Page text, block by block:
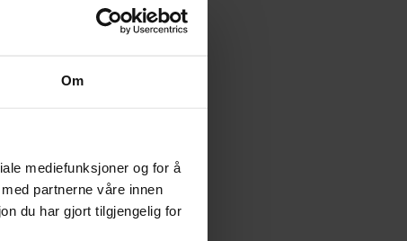
Om
mediefunksjoner og for å
partnerne våre innen
du har gjort tilgjengelig for